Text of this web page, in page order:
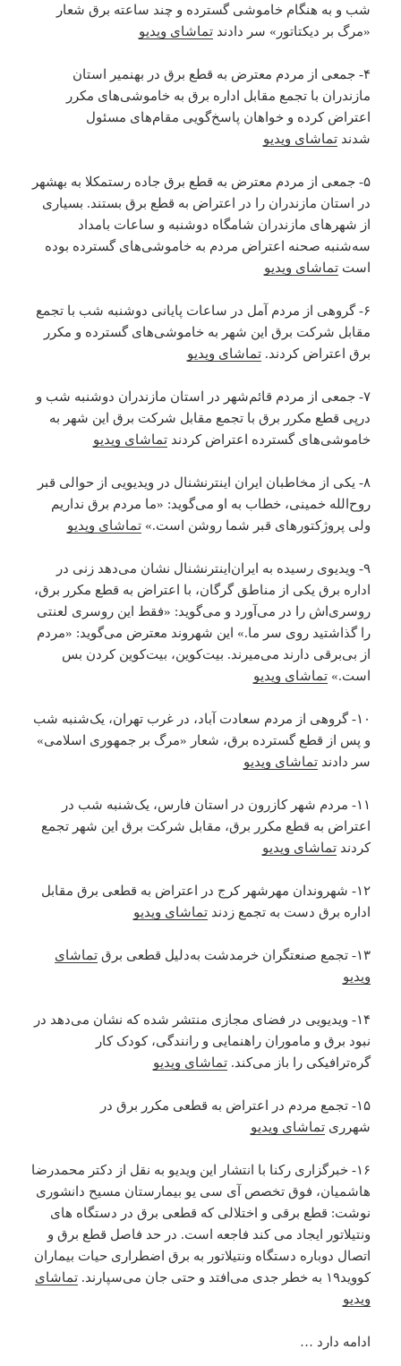
شب و به هنگام خاموشی گسترده و چند ساعته برق شعار
«مرگ بر دیکتاتور» سر دادندتماشای ویدیو
۴- جمعی از مردم معترض به قطع برق در بهنمیر استان
مازندران با تجمع مقابل اداره برق به خاموشی‌های مکرر
اعتراض کرده و خواهان پاسخ‌گویی مقام‌های مسئول
شدندتماشای ویدیو
۵- جمعی از مردم معترض به قطع برق جاده رستمکلا به بهشهر
در استان مازندران را در اعتراض به قطع برق بستند. بسیاری
از شهرهای مازندران شامگاه دوشنبه و ساعات بامداد
سه‌شنبه صحنه اعتراض مردم به خاموشی‌های گسترده بوده
استتماشای ویدیو
۶- گروهی از مردم آمل در ساعات پایانی دوشنبه شب با تجمع
مقابل شرکت برق این شهر به خاموشی‌های گسترده و‌ مکرر
برق اعتراض کردند.تماشای ویدیو
۷- جمعی از مردم قائم‌شهر در استان مازندران دوشنبه شب و
درپی قطع مکرر برق با تجمع مقابل شرکت برق این شهر به
خاموشی‌های گسترده اعتراض کردندتماشای ویدیو
۸- یکی از مخاطبان ایران اینترنشنال در ویدیویی از حوالی قبر
روح‌الله خمینی، خطاب به او می‌گوید: «ما مردم برق نداریم
ولی پروژکتور‌های قبر شما روشن است.»تماشای ویدیو
۹- ویدیوی رسیده به ایران‌اینترنشنال نشان می‌دهد زنی در
اداره برق یکی از مناطق گرگان، با اعتراض به قطع مکرر برق،
روسری‌اش را در می‌آورد و می‌گوید: «‌فقط این روسری لعنتی
را گذاشتید روی سر ما.» این شهروند معترض می‌گوید: «مردم
از بی‌برقی دارند می‌میرند. بیت‌کوین، بیت‌کوین کردن بس
است.»تماشای ویدیو
۱۰- گروهی از مردم سعادت آباد، در غرب تهران، یک‌شنبه شب
و پس از قطع‌ گسترده برق، شعار «مرگ بر جمهوری اسلامی»
سر دادندتماشای ویدیو
۱۱- مردم شهر کازرون در استان فارس، یک‌شنبه شب در
اعتراض به قطع مکرر برق، مقابل شرکت برق این شهر تجمع
کردندتماشای ویدیو
۱۲- شهروندان مهرشهر کرج در اعتراض به قطعی برق مقابل
اداره برق دست به تجمع زدندتماشای ویدیو
۱۳- تجمع صنعتگران خرمدشت به‌دلیل قطعی برق
تماشای
ویدیو
۱۴- ویدیویی در فضای مجازی منتشر شده که نشان می‌دهد در
نبود برق و ماموران راهنمایی و رانندگی، کودک کار
گره‌ترافیکی را باز می‌کند.تماشای ویدیو
۱۵- تجمع مردم در اعتراض به قطعی مکرر برق در
شهرریتماشای ویدیو
۱۶- خبرگزاری رکنا با انتشار این ویدیو به نقل از دکتر محمدرضا
هاشمیان، فوق تخصص آی سی یو بیمارستان مسیح دانشوری
نوشت: قطع برقی و اختلالی که قطعی برق در دستگاه های
ونتیلاتور ایجاد می کند فاجعه است. در حد فاصل قطع برق و
اتصال دوباره دستگاه ونتیلاتور به برق اضطراری حیات بیماران
کووید۱۹ به خطر جدی می‌افتد و حتی جان می‌سپارند.
تماشای
ویدیو
ادامه دارد …